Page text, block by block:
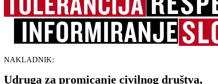
NAKLADNIK:
Udruga za promicanje civilnog društva,